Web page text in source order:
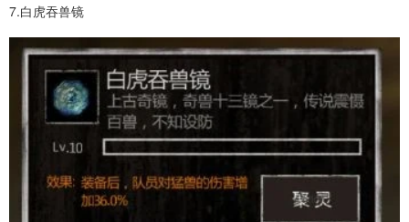
7.白虎吞兽镜